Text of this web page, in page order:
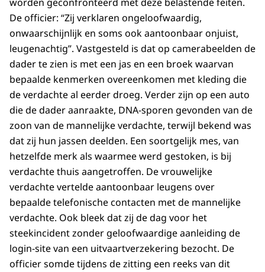
worden geconfronteerd met deze belastende feiten.
De officier: “Zij verklaren ongeloofwaardig,
onwaarschijnlijk en soms ook aantoonbaar onjuist,
leugenachtig”. Vastgesteld is dat op camerabeelden de
dader te zien is met een jas en een broek waarvan
bepaalde kenmerken overeenkomen met kleding die
de verdachte al eerder droeg. Verder zijn op een auto
die de dader aanraakte, DNA-sporen gevonden van de
zoon van de mannelijke verdachte, terwijl bekend was
dat zij hun jassen deelden. Een soortgelijk mes, van
hetzelfde merk als waarmee werd gestoken, is bij
verdachte thuis aangetroffen. De vrouwelijke
verdachte vertelde aantoonbaar leugens over
bepaalde telefonische contacten met de mannelijke
verdachte. Ook bleek dat zij de dag voor het
steekincident zonder geloofwaardige aanleiding de
login-site van een uitvaartverzekering bezocht. De
officier somde tijdens de zitting een reeks van dit